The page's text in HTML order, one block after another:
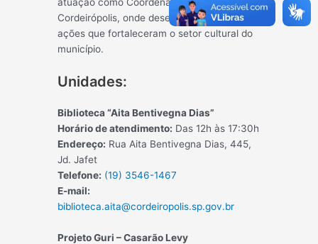
Cordeirópolis, onde desenvolveu projetos e
ações que fortaleceram o setor cultural do
município.
Unidades:
Biblioteca “Aita Bentivegna Dias”
Horário de atendimento: Das 12h às 17:30h
Endereço: Rua Aita Bentivegna Dias, 445,
Jd. Jafet
Telefone: (19) 3546-1467
E-mail:
biblioteca.aita@cordeiropolis.sp.gov.br
Projeto Guri – Casarão Levy